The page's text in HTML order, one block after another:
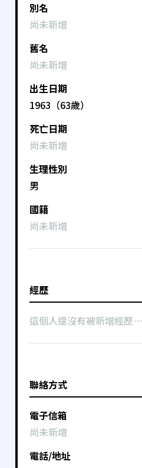
別名
尚未新增
舊名
尚未新增
出生日期
1963（63歲）
死亡日期
尚未新增
生理性別
男
國籍
尚未新增
經歷
這個人還沒有被新增經歷⋯
聯絡方式
電子信箱
尚未新增
電話/地址